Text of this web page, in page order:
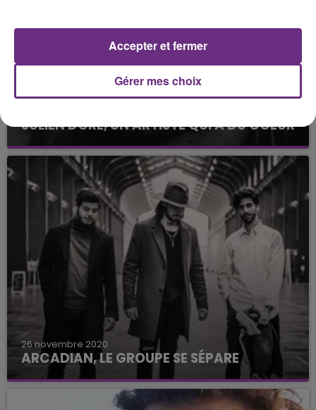
JULIEN DORÉ, UN ARTISTE QUI A DU COEUR
Il a mobilisé plusieurs personnalités à sa cause.
26 novembre 2020
ARCADIAN, LE GROUPE SE SÉPARE
Une page se tourne...
Gérer mes choix
Accepter et fermer